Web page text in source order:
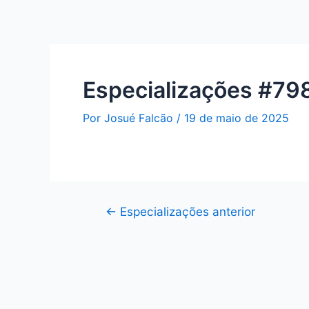
Especializações
Por Josué Falcão / 19 de maio de 2025
← Especializações anterior